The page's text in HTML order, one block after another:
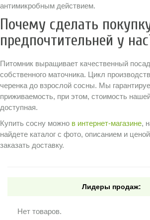
антимикробным действием.
Почему сделать
предпочтительней у
Питомник выращивает качественный
собственного маточника. Цикл
черенка до взрослой сосны. Мы
приживаемость, при этом, стоимость
доступная.
Купить сосну можно в интернет-магазине,
найдете каталог с фото, описанием и
заказать доставку.
Лидеры продаж:
Нет товаров.